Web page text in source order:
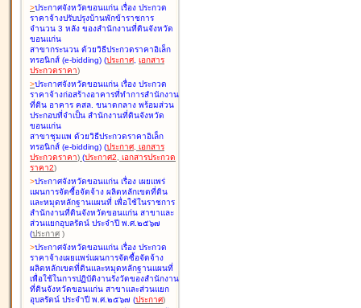
>ประกาศจังหวัดขอนแก่น เรื่อง ประกวด
ราคาจ้างปรับปรุงบ้านพักข้าราชการ
จำนวน 3 หลัง ของสำนักงานที่ดินจังหวัด
ขอนแก่น
สาขากระนวน ด้วยวิธีประกวดราคาอิเล็ก
ทรอนิกส์ (e-bidding) (ประกาศ, เอกสาร
ประกวดราคา)
>ประกาศจังหวัดขอนแก่น เรื่อง ประกวด
ราคาจ้างก่อสร้างอาคารที่ทำการสำนักงาน
ที่ดิน อาคาร คสล. ขนาดกลาง พร้อมส่วน
ประกอบที่จำเป็น สำนักงานที่ดินจังหวัด
ขอนแก่น
สาขาชุมแพ ด้วยวิธีประกวดราคาอิเล็ก
ทรอนิกส์ (e-bidding) (ประกาศ, เอกสาร
ประกวดราคา) (ประกาศ2, เอกสารประกวด
ราคา2)
>ประกาศจังหวัดขอนแก่น เรื่อง เผยแพร่
แผนการจัดซื้อจัดจ้าง ผลิตหลักเขตที่ดิน
และหมุดหลักฐานแผนที่ เพื่อใช้ในราชการ
สำนักงานที่ดินจังหวัดขอนแก่น สาขาและ
ส่วนแยกอุบลรัตน์ ประจำปี พ.ศ.๒๕๖๗
(ประกาศ )
>ประกาศจังหวัดขอนแก่น เรื่อง ประกวด
ราคาจ้างเผยแพร่แผนการจัดซื้อจัดจ้าง
ผลิตหลักเขตที่ดินและหมุดหลักฐานแผนที่
เพื่อใช้ในการปฏิบัติงานรังวัดของสำนักงาน
ที่ดินจังหวัดขอนแก่น สาขาและส่วนแยก
อุบลรัตน์ ประจำปี พ.ศ.๒๕๖๗ (ประกาศ)